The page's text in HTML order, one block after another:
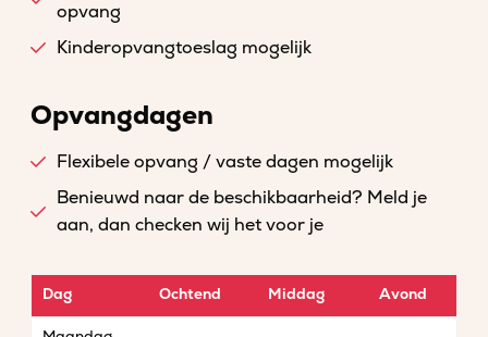
opvang
Kinderopvangtoeslag mogelijk
Opvangdagen
Flexibele opvang / vaste dagen mogelijk
Benieuwd naar de beschikbaarheid? Meld je
aan, dan checken wij het voor je
Dag Ochtend Middag Avond